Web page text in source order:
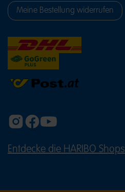
Meine Bestellung widerrufen
Entdecke die HARIBO Shops